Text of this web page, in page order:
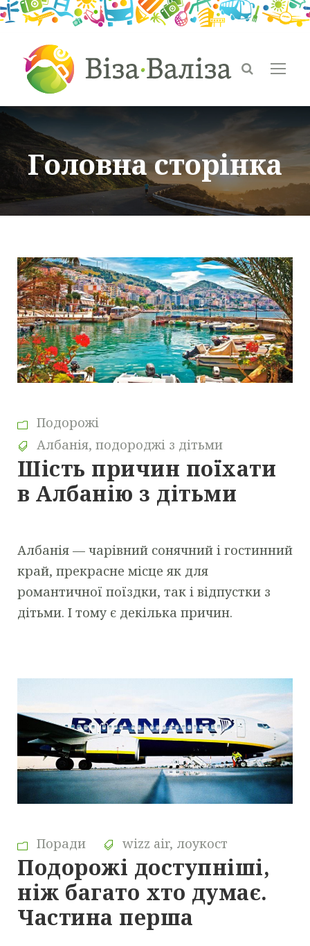
Головна сторінка
Подорожі
Албанія, подороджі з дітьми
Шість причин поїхати
в Албанію з дітьми
Албанія — чарівний сонячний і гостинний
край, прекрасне місце як для
романтичної поїздки, так і відпустки з
дітьми. І тому є декілька причин.
Поради wizz air, лоукост
Подорожі доступніші,
ніж багато хто думає.
Частина перша